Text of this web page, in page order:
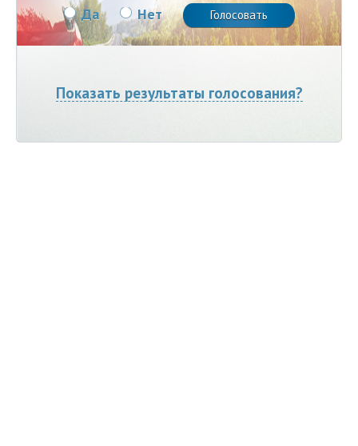
Да Нет
Показать результаты голосования?